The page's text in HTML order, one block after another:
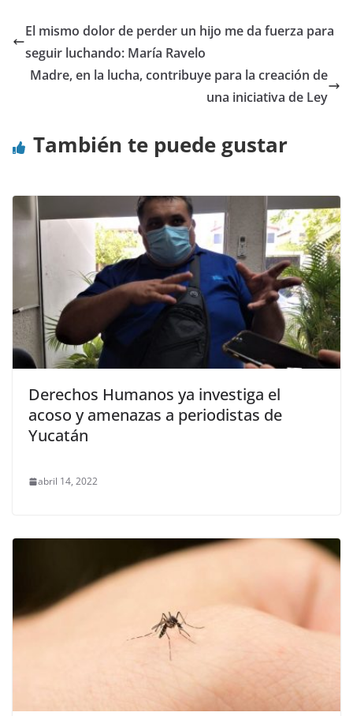
El mismo dolor de perder un hijo me da fuerza para
seguir luchando: María Ravelo
Madre, en la lucha, contribuye para la creación de
una iniciativa de Ley
También te puede gustar
Derechos Humanos ya investiga el
acoso y amenazas a periodistas de
Yucatán
abril 14, 2022